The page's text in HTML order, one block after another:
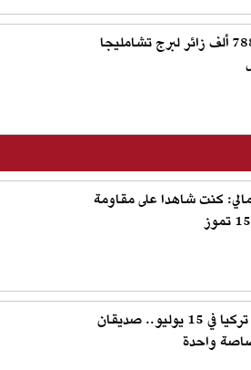
أكثر من 788 ألف زائر لبرج تشامليجا
كنت شاهدا على مقاومة
دفاعاً عن تركيا في 15 يوليو.. صديقان
واحدة